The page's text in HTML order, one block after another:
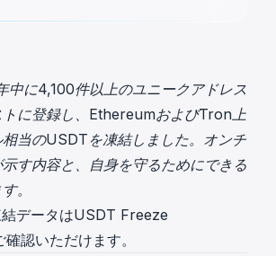
中に4,100件以上のユニークアドレス
トに登録し、EthereumおよびTron上
相当のUSDTを凍結しました。オンチ
す内容と、自身を守るためにできる
。
データはUSDT Freeze
確認いただけます。